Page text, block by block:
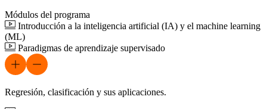
Módulos del programa
Introducción a la inteligencia artificial (IA) y el machine learning
(ML)
Paradigmas de aprendizaje supervisado
Regresión, clasificación y sus aplicaciones.